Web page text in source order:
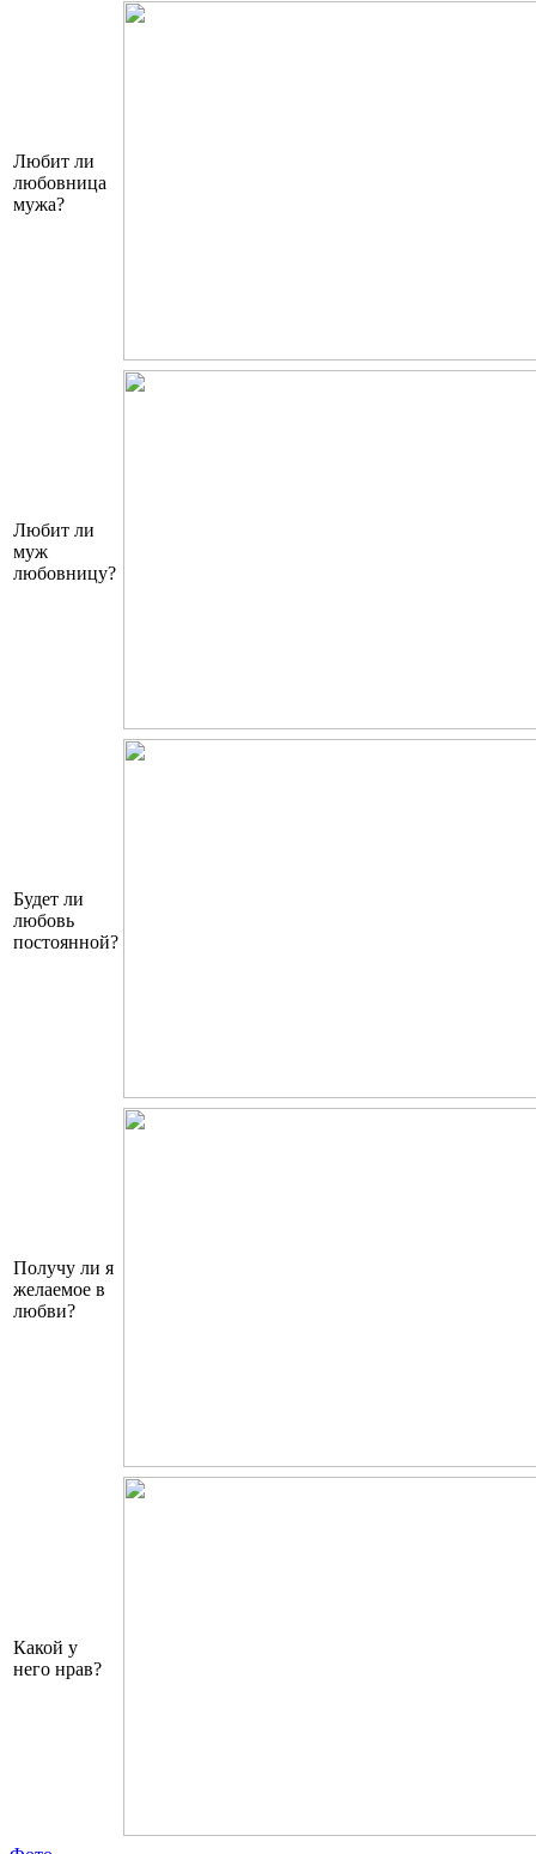
Любит ли
любовница
мужа?
Любит ли
муж
любовницу?
Будет ли
любовь
постоянной?
Получу ли я
желаемое в
любви?
Какой у
него нрав?